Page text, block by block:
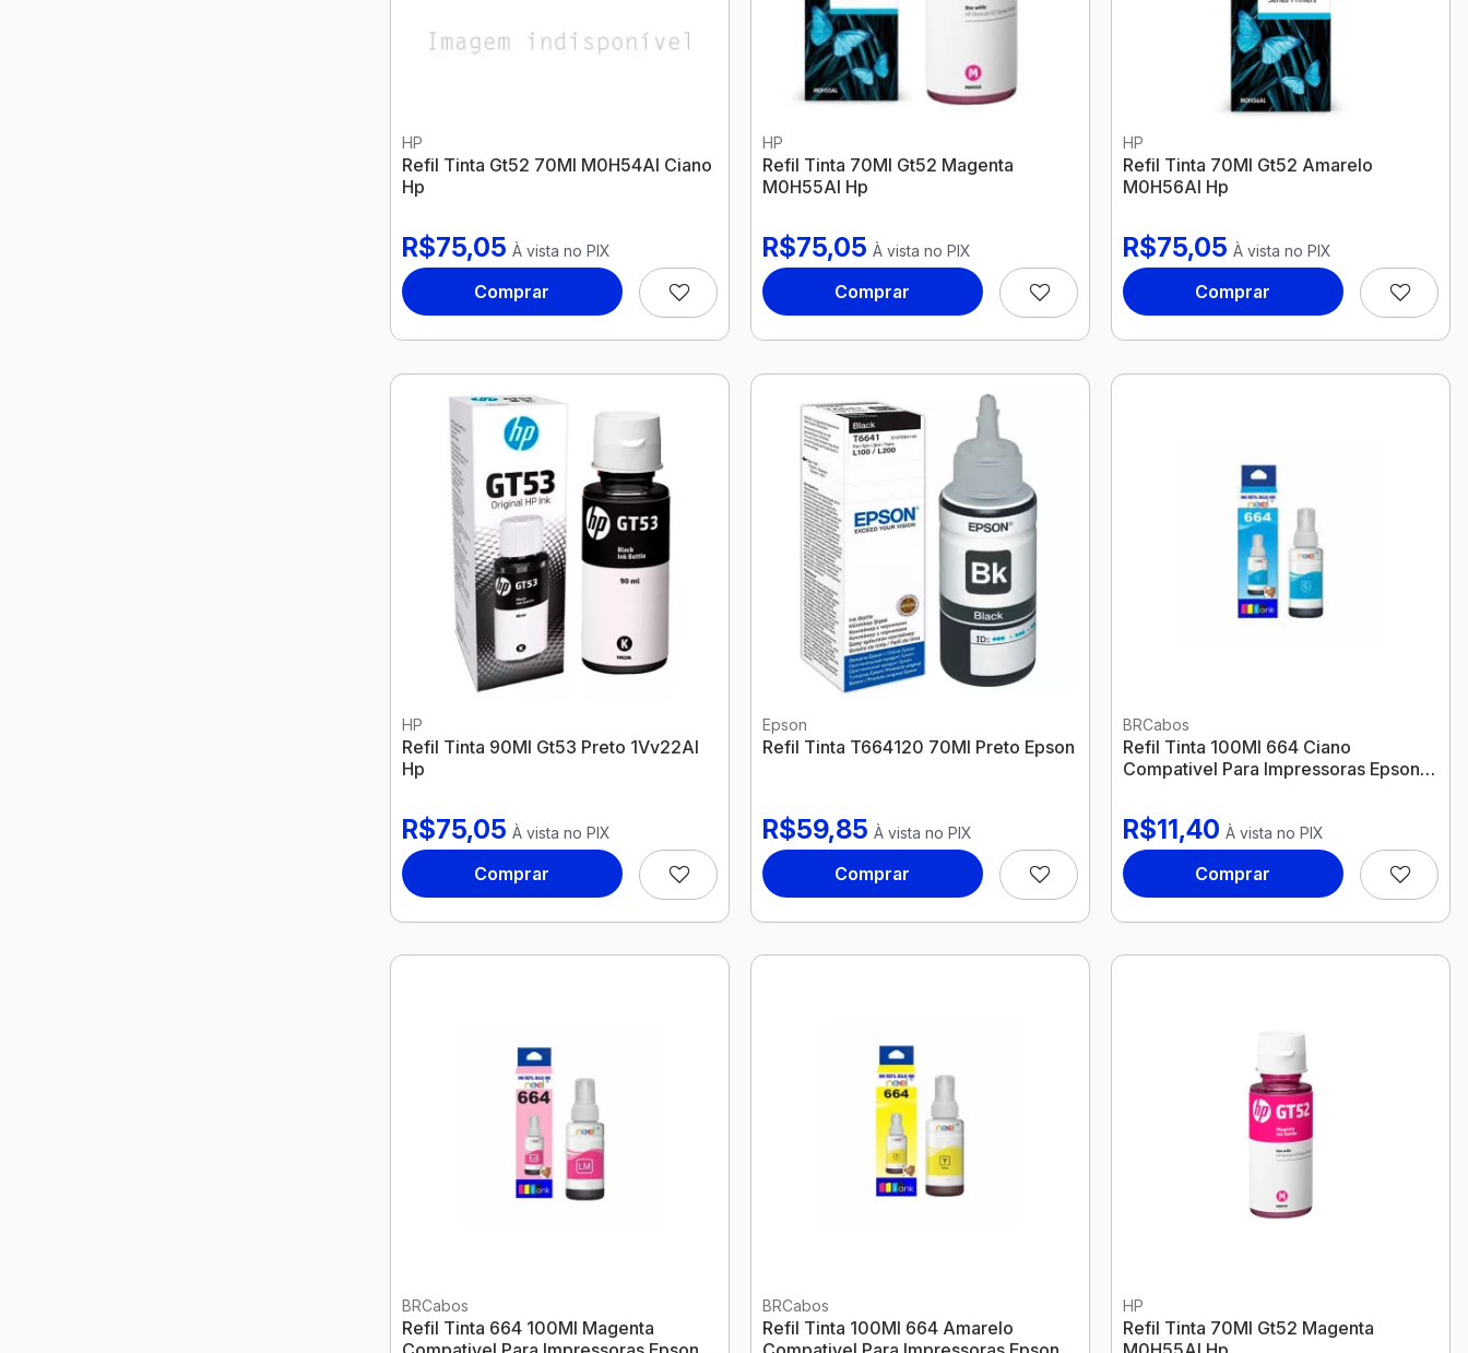
HP
Refil Tinta Gt52 70Ml M0H54Al Ciano
Hp
R$75,05 À vista no PIX
Comprar
HP
Refil Tinta 70Ml Gt52 Magenta
M0H55Al Hp
R$75,05 À vista no PIX
Comprar
HP
Refil Tinta 70Ml Gt52 Amarelo
M0H56Al Hp
R$75,05 À vista no PIX
Comprar
HP
Refil Tinta 90Ml Gt53 Preto 1Vv22Al
Hp
R$75,05 À vista no PIX
Comprar
Epson
Refil Tinta T664120 70Ml Preto Epson
R$59,85 À vista no PIX
Comprar
BRCabos
Refil Tinta 100Ml 664 Ciano
Compativel Para Impressoras Epson
R$11,40 À vista no PIX
Comprar
BRCabos
Refil Tinta 664 100Ml Magenta
BRCabos
Refil Tinta 100Ml 664 Amarelo
HP
Refil Tinta 70Ml Gt52 Magenta